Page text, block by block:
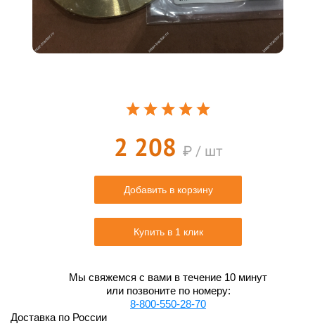
2 208 ₽ / шт
Добавить в корзину
Купить в 1 клик
Мы свяжемся с вами в течение 10 минут
или позвоните по номеру:
8-800-550-28-70
Доставка по России